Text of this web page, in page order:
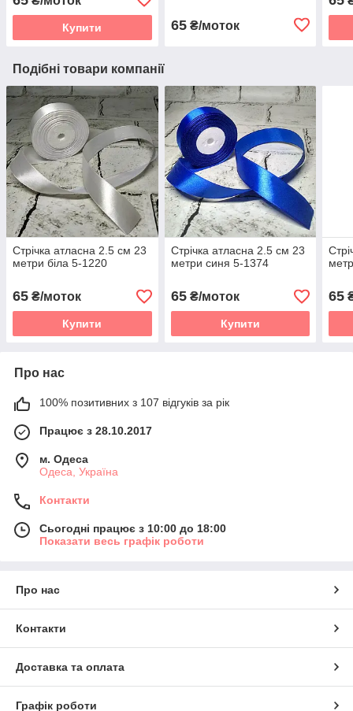
Купити 65₴/моток
Подібні товари компанії
Стрічка атласна 2.5 см 23
метри біла 5-1220
65 ₴/моток
Купити
Стрічка атласна 2.5 см 23
метри синя 5-1374
65₴/моток
Купити
65
Про нас
100% позитивних з 107 відгуків за рік
Працює з 28.10.2017
м. Одеса
Одеса, Україна
Контакти
Сьогодні працює з 10:00 до 18:00
Показати весь графік роботи
Про нас
Контакти
Доставка та оплата
Графік роботи